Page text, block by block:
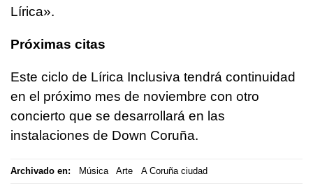
Lírica».
Próximas citas
Este ciclo de Lírica Inclusiva tendrá continuidad
en el próximo mes de noviembre con otro
concierto que se desarrollará en las
instalaciones de Down Coruña.
Archivado en: Música Arte A Coruña ciudad